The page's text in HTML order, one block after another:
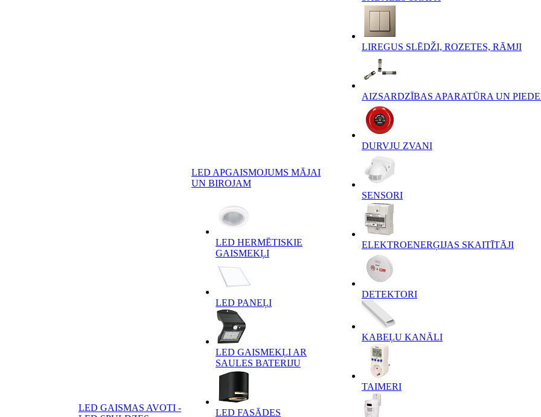
LED GAISMAS AVOTI -
LED APGAISMOJUMS MĀJAI
UN BIROJAM
LED HERMĒTISKIE
GAISMEKĻI
LED PANEĻI
LED GAISMEKĻI AR
SAULES BATERIJU
LED FASĀDES
LIREGUS SLĒDŽI, ROZETES, RĀMJI
AIZSARDZĪBAS APARATŪRA UN
DURVJU ZVANI
SENSORI
ELEKTROENERĢIJAS SKAITĪTĀJI
DETEKTORI
KABEĻU KANĀLI
TAIMERI